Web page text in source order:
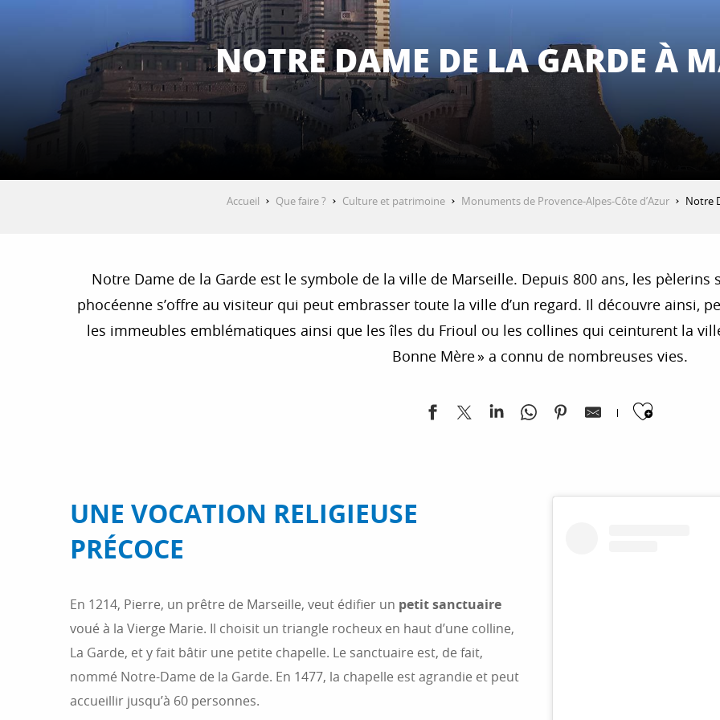
NOTRE DAME DE LA GARDE À
Accueil Que faire ? Culture et patrimoine Monuments de Provence-Alpes-Côte d’Azur Notre
Notre Dame de la Garde est le symbole de la ville de Marseille. Depuis 800 ans, les pèlerins
phocéenne s’offre au visiteur qui peut embrasser toute la ville d’un regard. Il découvre ainsi,
les immeubles emblématiques ainsi que les îles du Frioul ou les collines qui ceinturent la
Bonne Mère » a connu de nombreuses vies.
UNE VOCATION RELIGIEUSE
PRÉCOCE
En 1214, Pierre, un prêtre de Marseille, veut édifier un petit sanctuaire
voué à la Vierge Marie. Il choisit un triangle rocheux en haut d’une colline,
La Garde, et y fait bâtir une petite chapelle. Le sanctuaire est, de fait,
nommé Notre-Dame de la Garde. En 1477, la chapelle est agrandie et peut
accueillir jusqu’à 60 personnes.